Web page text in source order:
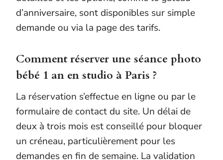
d’anniversaire, sont disponibles sur simple
demande ou via la page des tarifs.
Comment réserver une séance photo
bébé 1 an en studio à Paris ?
La réservation s’effectue en ligne ou par le
formulaire de contact du site. Un délai de
deux à trois mois est conseillé pour bloquer
un créneau, particulièrement pour les
demandes en fin de semaine. La validation